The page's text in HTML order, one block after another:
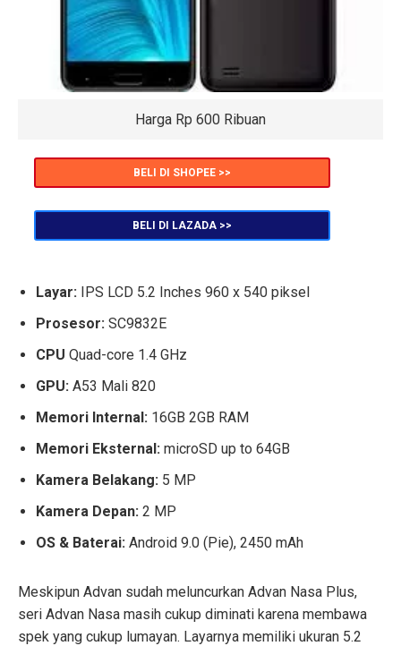
Harga Rp 600 Ribuan
BELI DI SHOPEE >>
BELI DI LAZADA >>
Layar: IPS LCD 5.2 Inches 960 x 540 piksel
Prosesor: SC9832E
CPU Quad-core 1.4 GHz
GPU: A53 Mali 820
Memori Internal: 16GB 2GB RAM
Memori Eksternal: microSD up to 64GB
Kamera Belakang: 5 MP
Kamera Depan: 2 MP
OS & Baterai: Android 9.0 (Pie), 2450 mAh
Meskipun Advan sudah meluncurkan Advan Nasa Plus,
seri Advan Nasa masih cukup diminati karena membawa
spek yang cukup lumayan. Layarnya memiliki ukuran 5.2